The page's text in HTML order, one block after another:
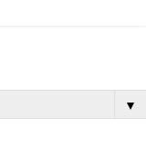
▼